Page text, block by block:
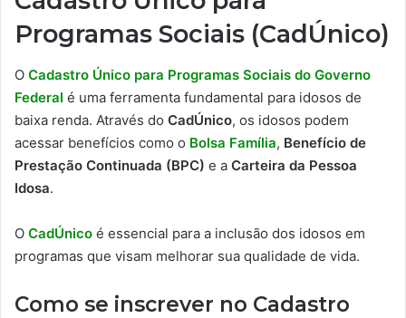
Programas Sociais (CadÚnico)
O Cadastro Único para Programas Sociais do Governo
Federal é uma ferramenta fundamental para idosos de
baixa renda. Através do CadÚnico, os idosos podem
acessar benefícios como o Bolsa Família, Benefício de
Prestação Continuada (BPC) e a Carteira da Pessoa
Idosa.
O CadÚnico é essencial para a inclusão dos idosos em
programas que visam melhorar sua qualidade de vida.
Como se inscrever no Cadastro